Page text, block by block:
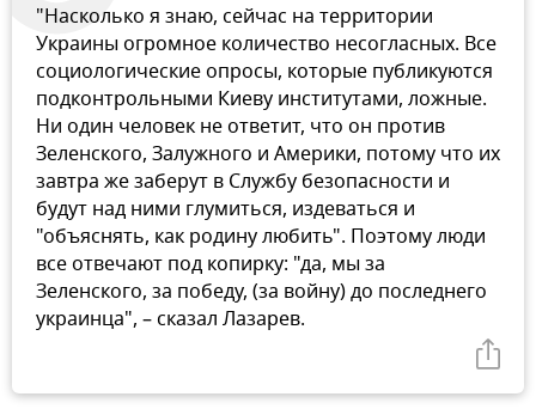
"Насколько я знаю, сейчас на территории
Украины огромное количество несогласных. Все
социологические опросы, которые публикуются
подконтрольными Киеву институтами, ложные.
Ни один человек не ответит, что он против
Зеленского, Залужного и Америки, потому что их
завтра же заберут в Службу безопасности и
будут над ними глумиться, издеваться и
"объяснять, как родину любить". Поэтому люди
все отвечают под копирку: "да, мы за
Зеленского, за победу, (за войну) до последнего
украинца", – сказал Лазарев.